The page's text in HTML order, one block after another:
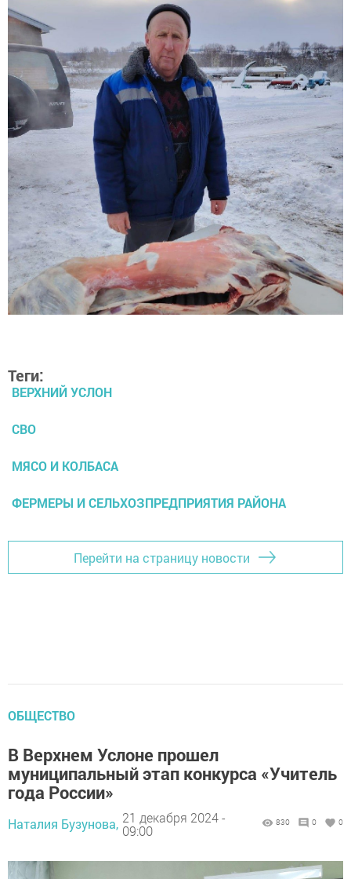
Теги:
ВЕРХНИЙ УСЛОН
СВО
МЯСО И КОЛБАСА
ФЕРМЕРЫ И СЕЛЬХОЗПРЕДПРИЯТИЯ РАЙОНА
Перейти на страницу новости
ОБЩЕСТВО
В Верхнем Услоне прошел
муниципальный этап конкурса «Учитель
года России»
Наталия Бузунова, 21 декабря 2024 -
09:00
830 0 0